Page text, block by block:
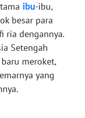
ibu-ibu,
besar para
ria dengannya.
Setengah
meroket,
yang